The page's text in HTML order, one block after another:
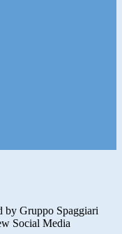
by Gruppo Spaggiari
Social Media